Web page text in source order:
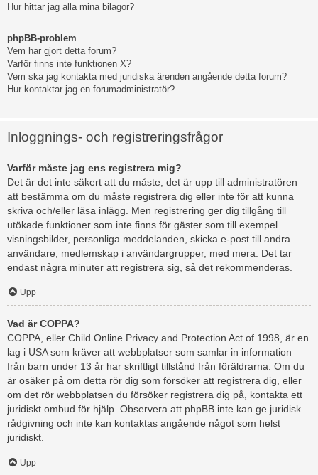
Hur hittar jag alla mina bilagor?
phpBB-problem
Vem har gjort detta forum?
Varför finns inte funktionen X?
Vem ska jag kontakta med juridiska ärenden angående detta forum?
Hur kontaktar jag en forumadministratör?
Inloggnings- och registreringsfrågor
Varför måste jag ens registrera mig?
Det är det inte säkert att du måste, det är upp till administratören
att bestämma om du måste registrera dig eller inte för att kunna
skriva och/eller läsa inlägg. Men registrering ger dig tillgång till
utökade funktioner som inte finns för gäster som till exempel
visningsbilder, personliga meddelanden, skicka e-post till andra
användare, medlemskap i användargrupper, med mera. Det tar
endast några minuter att registrera sig, så det rekommenderas.
Upp
Vad är COPPA?
COPPA, eller Child Online Privacy and Protection Act of 1998, är en
lag i USA som kräver att webbplatser som samlar in information
från barn under 13 år har skriftligt tillstånd från föräldrarna. Om du
är osäker på om detta rör dig som försöker att registrera dig, eller
om det rör webbplatsen du försöker registrera dig på, kontakta ett
juridiskt ombud för hjälp. Observera att phpBB inte kan ge juridisk
rådgivning och inte kan kontaktas angående något som helst
juridiskt.
Upp